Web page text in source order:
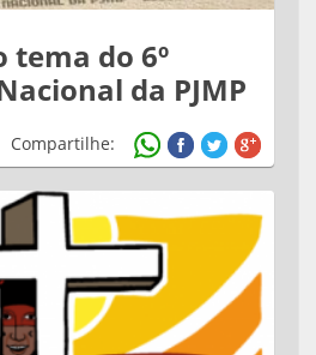
tema do 6º
da PJMP
Compartilhe: